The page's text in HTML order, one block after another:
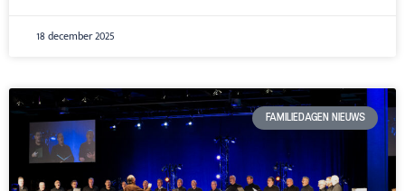
18 december 2025
FAMILIEDAGEN NIEUWS